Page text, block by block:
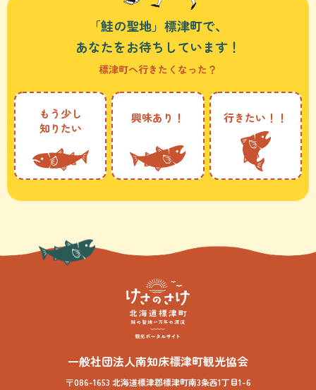
「鮭の聖地」標津町で、
あなたをお待ちしています！
標津町へ行きたくなった？
もう少し
知りたい
興味あり！ 行きたい！！
一般社団法人南知床標津町観光協会
〒086-1653 北海道標津郡標津町南3条西1丁目1-6